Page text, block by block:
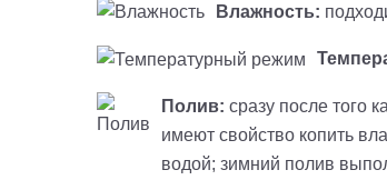
Влажность:
Полив: сразу после того
имеют свойство копить
водой; зимний полив